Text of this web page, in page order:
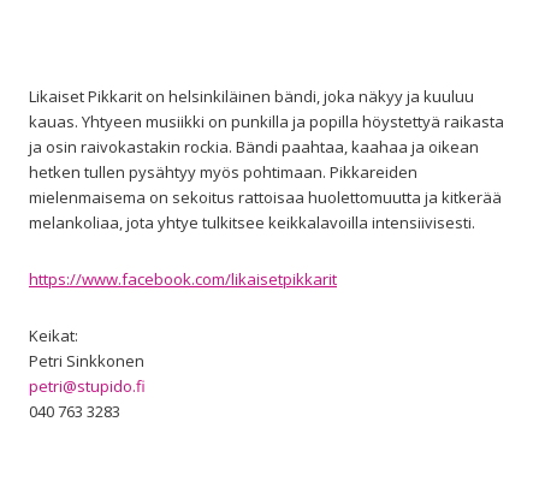
Likaiset Pikkarit on helsinkiläinen bändi, joka näkyy ja kuuluu
kauas. Yhtyeen musiikki on punkilla ja popilla höystettyä raikasta
ja osin raivokastakin rockia. Bändi paahtaa, kaahaa ja oikean
hetken tullen pysähtyy myös pohtimaan. Pikkareiden
mielenmaisema on sekoitus rattoisaa huolettomuutta ja kitkerää
melankoliaa, jota yhtye tulkitsee keikkalavoilla intensiivisesti.
https://www.facebook.com/likaisetpikkarit
Keikat:
Petri Sinkkonen
petri@stupido.fi
040 763 3283